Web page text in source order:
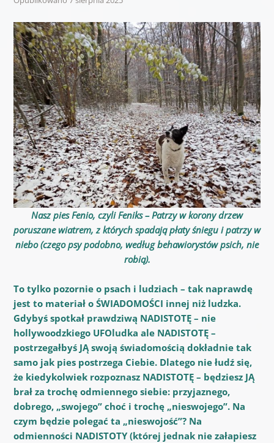
Nasz pies Fenio, czyli Feniks– Patrzy w korony drzew
poruszane wiatrem, z których spadają płaty śniegu i patrzy w
niebo (czego psy podobno, według behawiorystów psich, nie
robią).
To tylko pozornie o psach i ludziach – tak naprawdę
jest to materiał o ŚWIADOMOŚCI innej niż ludzka.
Gdybyś spotkał prawdziwą NADISTOTĘ – nie
hollywoodzkiego UFOludka ale NADISTOTĘ –
postrzegałbyś JĄ swoją świadomością dokładnie tak
samo jak pies postrzega Ciebie. Dlatego nie łudź się,
że kiedykolwiek rozpoznasz NADISTOTĘ – będziesz JĄ
brał za trochę odmiennego siebie: przyjaznego,
dobrego, „swojego” choć i trochę „nieswojego”. Na
czym będzie polegać ta „nieswojość”? Na
odmienności NADISTOTY (której jednak nie załapiesz